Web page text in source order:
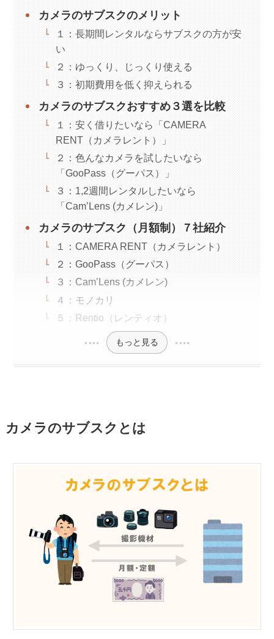
カメラのサブスクのメリット
１：長期間レンタルならサブスクの方が安
い
２：ゆっくり、じっくり使える
３：初期費用を低く抑えられる
カメラのサブスクおすすめ３選を比較
１：安く借りたいなら「CAMERA
RENT（カメラレント）」
２：色んなカメラを試したいなら
「GooPass（グーパス）」
３：1,2週間レンタルしたいなら
「Cam’Lens (カメレン)」
カメラのサブスク（月額制）７社紹介
１：CAMERA RENT（カメラレント）
２：GooPass（グーパス）
３：Cam’Lens (カメレン)
４：モノカリ
５：Rentio（レンティオ）
もっと見る
カメラのサブスクとは